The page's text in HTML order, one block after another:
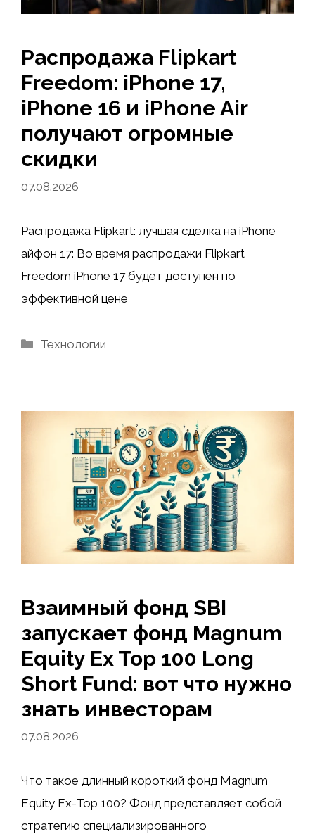
Распродажа Flipkart
Freedom: iPhone 17,
iPhone 16 и iPhone Air
получают огромные
скидки
07.08.2026
Распродажа Flipkart: лучшая сделка на iPhone
айфон 17: Во время распродажи Flipkart
Freedom iPhone 17 будет доступен по
эффективной цене
Рубрики
Технологии
Взаимный фонд SBI
запускает фонд Magnum
Equity Ex Top 100 Long
Short Fund: вот что нужно
знать инвесторам
07.08.2026
Что такое длинный короткий фонд Magnum
Equity Ex-Top 100? Фонд представляет собой
стратегию специализированного